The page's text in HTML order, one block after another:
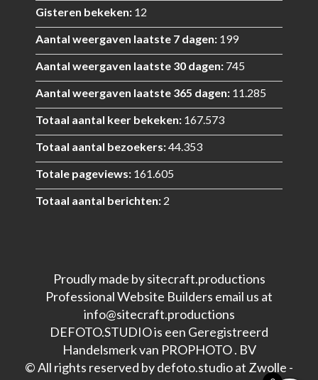
Gisteren bekeken: 12
Aantal weergaven laatste 7 dagen: 199
Aantal weergaven laatste 30 dagen: 745
Aantal weergaven laatste 365 dagen: 11.285
Totaal aantal keer bekeken: 167.573
Totaal aantal bezoekers:44.353
Totale pageviews: 161.605
Totaal aantal berichten: 2
Proudly made by sitecraft.productions
Professional Website Builders email us at
info@sitecraft.productions
DEFOTO.STUDIO is een Geregistreerd
Handelsmerk van PROPHOTO . BV
© All rights reserved by defoto.studio at Zwolle -